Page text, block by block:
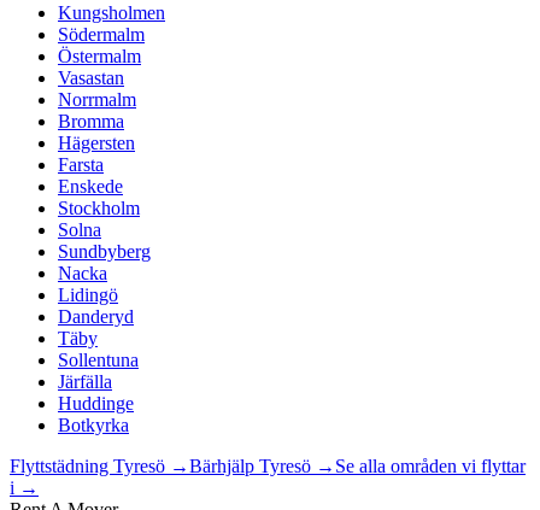
Kungsholmen
Södermalm
Östermalm
Vasastan
Norrmalm
Bromma
Hägersten
Farsta
Enskede
Stockholm
Solna
Sundbyberg
Nacka
Lidingö
Danderyd
Täby
Sollentuna
Järfälla
Huddinge
Botkyrka
Flyttstädning Tyresö →Bärhjälp Tyresö → Se alla områden vi flyttar
i →